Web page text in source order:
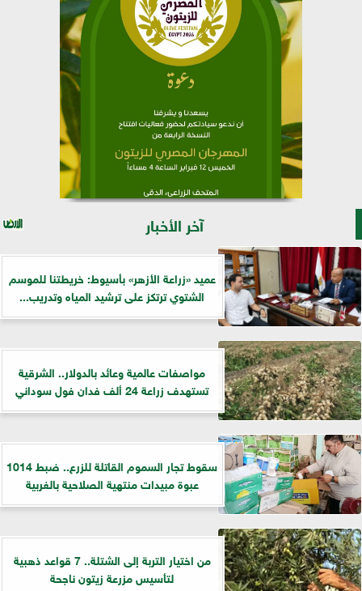
آخر الأخبار
عميد «زراعة الأزهر» بأسيوط: خريطتنا للموسم
الشتوي ترتكز على ترشيد المياه وتدريب...
مواصفات عالمية وعائد بالدولار.. الشرقية
تستهدف زراعة 24 ألف فدان فول سوداني
سقوط تجار السموم القاتلة للزرع.. ضبط 1014
عبوة مبيدات منتهية الصلاحية بالغربية
من اختيار التربة إلى الشتلة.. 7 قواعد ذهبية
لتأسيس مزرعة زيتون ناجحة